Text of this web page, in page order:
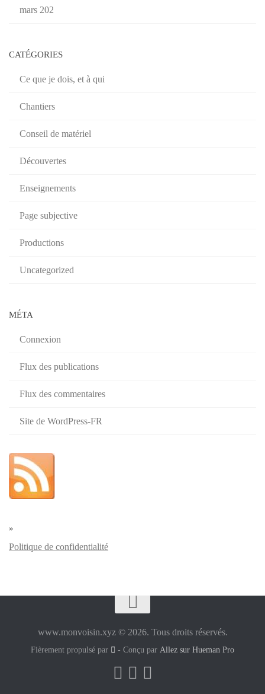
mars 202
CATÉGORIES
Ce que je dois, et à qui
Chantiers
Conseil de matériel
Découvertes
Enseignements
Page subjective
Productions
Uncategorized
MÉTA
Connexion
Flux des publications
Flux des commentaires
Site de WordPress-FR
»
Politique de confidentialité
www.monvoisin.xyz © 2026. Tous droits réservés.
Fièrement propulsé par - Conçu par Allez sur Hueman Pro